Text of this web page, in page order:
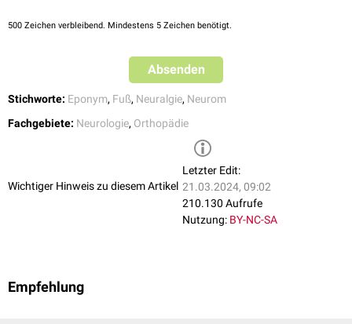
Bildgebung
oder besser noch in der
sindBindegewebsproliferationen
Intermetatarsalräumen nachweisbar.
In denT1-gewichtetenSequenzen zeigen sich die Proliferationen
tritt ein schwaches bis inhomogen
auf.
500 Zeichen verbleibend. Mindestens 5 Zeichen benötigt.
Absenden
Stichworte: Eponym, Fuß, Neuralgie, Neurom
Fachgebiete: Neurologie, Orthopädie
Wichtiger Hinweis zu diesem Artikel
Letzter Edit:
21.03.2024, 09:02
210.130 Aufrufe
Nutzung: BY-NC-SA
Empfehlung